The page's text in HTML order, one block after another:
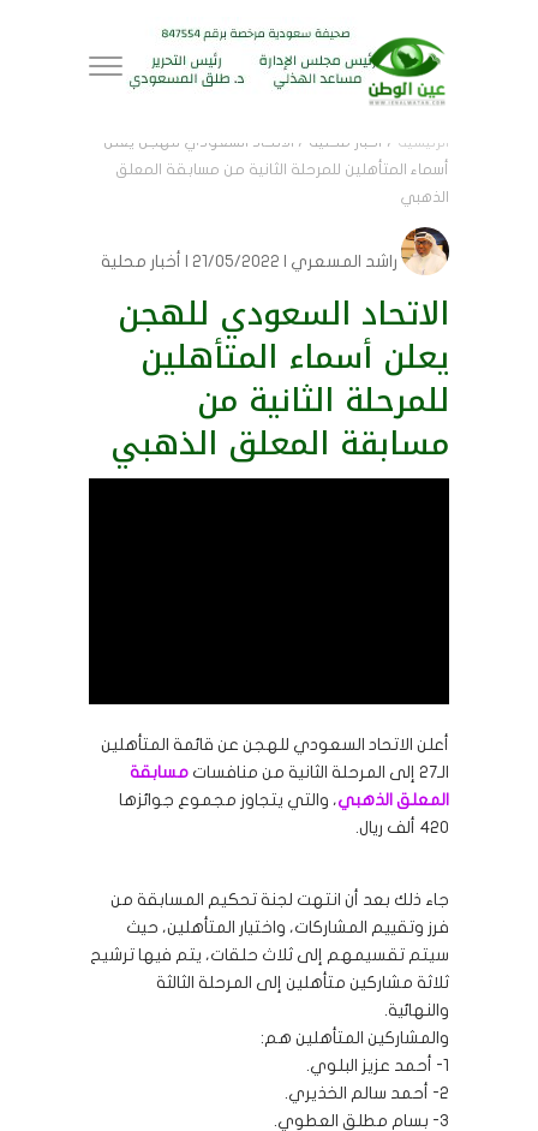
الرئيسية / أخبار محلية / الاتحاد السعودي للهجن يعلن
أسماء المتأهلين للمرحلة الثانية من مسابقة المعلق
الذهبي
راشد المسعري
الاتحاد السعودي للهجن
يعلن أسماء المتأهلين
للمرحلة الثانية من
مسابقة المعلق الذهبي
أعلن الاتحاد السعودي للهجن عن قائمة المتأهلين
الـ27 إلى المرحلة الثانية من منافسات
مسابقة
المعلق الذهبي، والتي يتجاوز مجموع جوائزها
420 ألف ريال.
جاء ذلك بعد أن انتهت لجنة تحكيم المسابقة من
فرز وتقييم المشاركات، واختيار المتأهلين، حيث
سيتم تقسيمهم إلى ثلاث حلقات، يتم فيها ترشيح
ثلاثة مشاركين متأهلين إلى المرحلة الثالثة
والنهائية.
والمشاركين المتأهلين هم:
1- أحمد عزيز البلوي.
2- أحمد سالم الخذيري.
3- بسام مطلق العطوي.